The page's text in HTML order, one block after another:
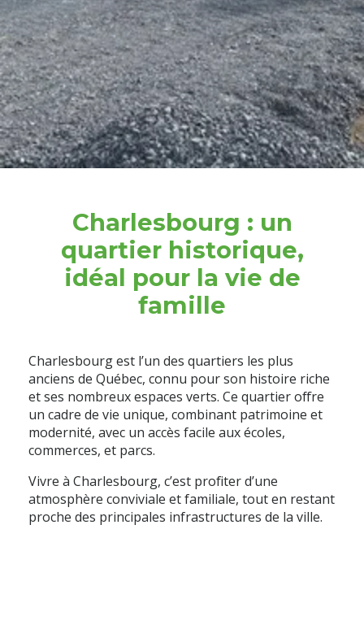
Charlesbourg : un
quartier historique,
idéal pour la vie de
famille
Charlesbourg est l’un des quartiers les plus
anciens de Québec, connu pour son histoire riche
et ses nombreux espaces verts. Ce quartier offre
un cadre de vie unique, combinant patrimoine et
modernité, avec un accès facile aux écoles,
commerces, et parcs.
Vivre à Charlesbourg, c’est profiter d’une
atmosphère conviviale et familiale, tout en restant
proche des principales infrastructures de la ville.